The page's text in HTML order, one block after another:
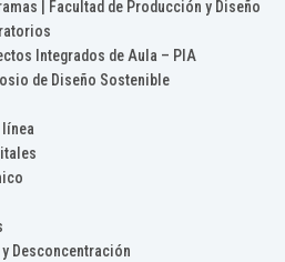
| Facultad de Producción y Diseño
Integrados de Aula – PIA
de Diseño Sostenible
Desconcentración